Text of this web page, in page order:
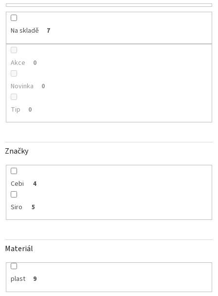
o
Na skladě 7
Akce 0
Novinka 0
Tip 0
Značky
Cebi 4
Siro 5
Materiál
plast 9